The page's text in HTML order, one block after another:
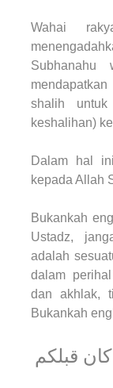
Wahai
Subhanahu
shalih
keshalihan)
Dalam hal
kepada Allah
Bukankah
Ustadz,
adalah
dalam
dan akhlak,
Bukankah
كان قبلكم